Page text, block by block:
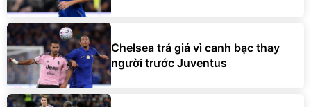
Chelsea trả giá vì canh bạc thay
người trước Juventus